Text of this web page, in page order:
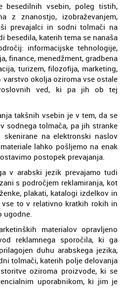
besedilnih vsebin, poleg tistih,
z znanostjo, izobraževanjem,
prevajalci in sodni tolmači na
besedila, katerih tema se nanaša
informacijske tehnologije,
finance, menedžment, gradbena
turizem, filozofija, marketing,
okolja oziroma vse ostale
ved, ki pa jih ob tej
takšnih vsebin je v tem, da se
sodnega tolmača, pa jih stranke
na elektronski naslov
lahko pošljemo na enak
postopek prevajanja.
v arabski jezik prevajamo tudi
s področjem reklamiranja, kot
plakati, katalogi izdelkov in
to v relativno kratkih rokih in
ugodne.
materialov opravljeno
reklamnega sporočila, ki ga
duhu arabskega jezika,
tolmači, katerih polje delovanja
oziroma proizvode, ki se
uporabnikom, ki jim je